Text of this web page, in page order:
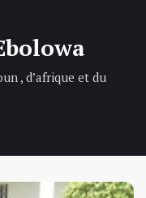
, d’afrique et du